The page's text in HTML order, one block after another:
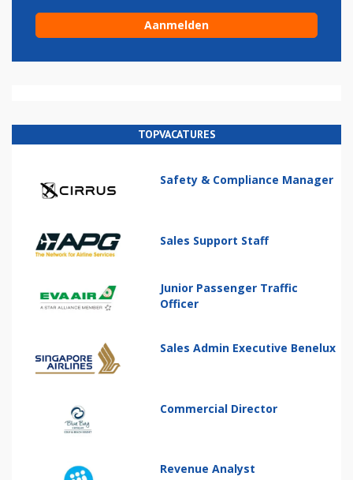
TOPVACATURES
Safety & Compliance Manager
Sales Support Staff
Junior Passenger Traffic
Officer
Sales Admin Executive Benelux
Commercial Director
Revenue Analyst